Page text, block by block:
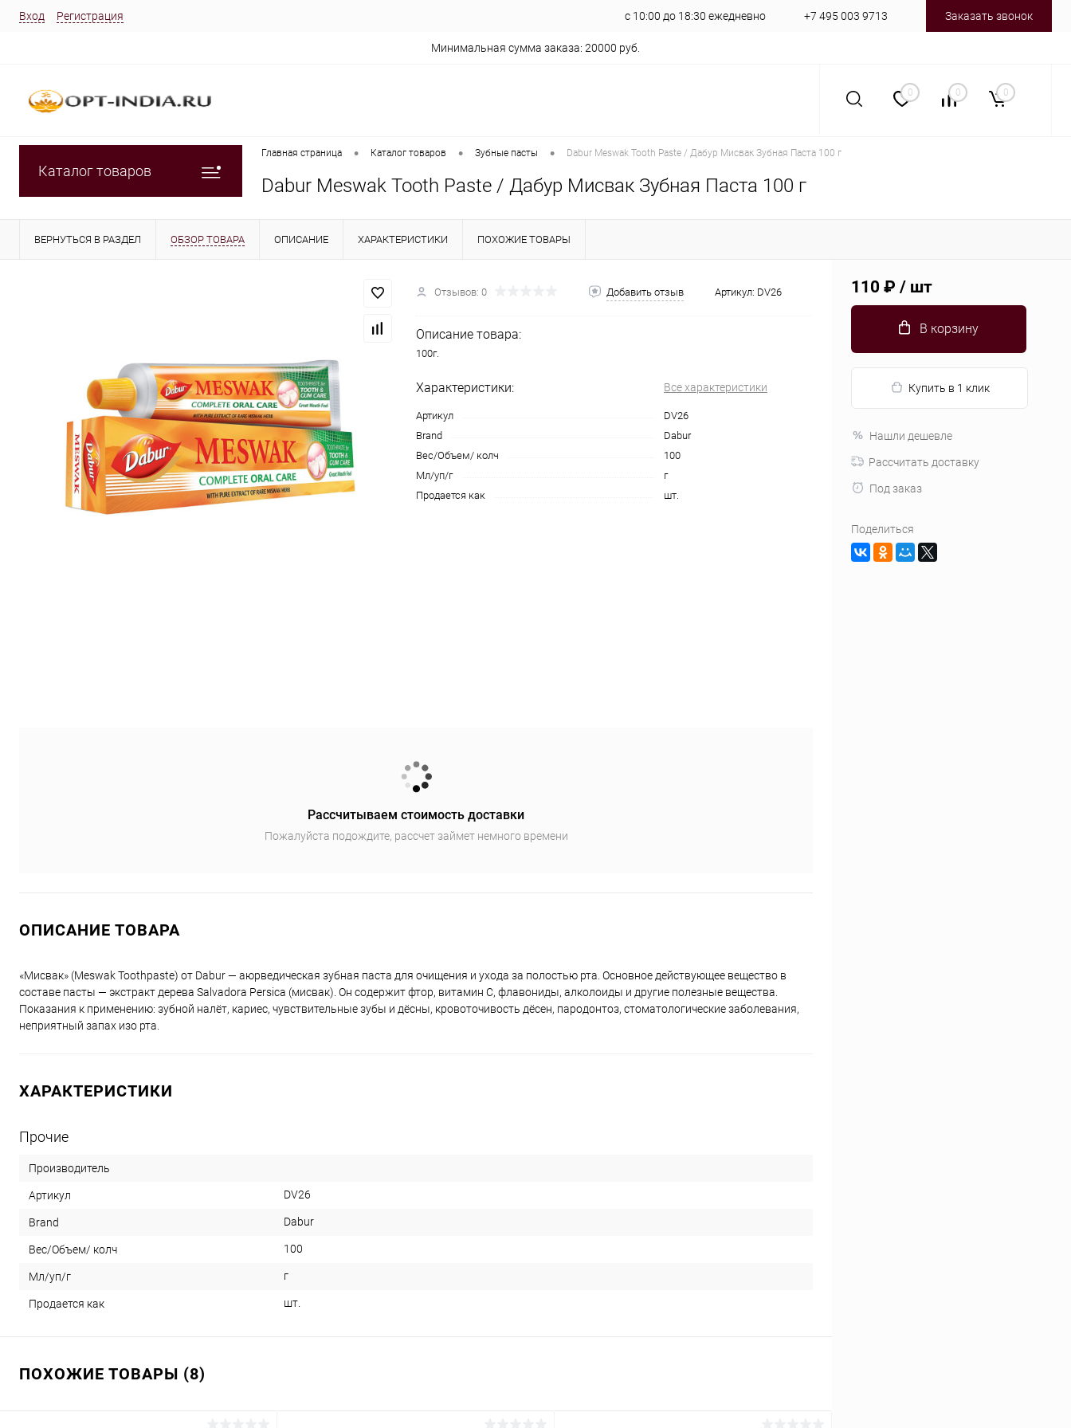
Вход Регистрация с 10:00 до 18:30 ежедневно +7 495 003 9713 Заказать звонок
Минимальная сумма заказа: 20000 руб.
0 0 0
Каталог товаров
Главная страница • Каталог товаров • Зубные пасты • Dabur Meswak Tooth Paste / Дабур Мисвак Зубная Паста 100 г
Dabur Meswak Tooth Paste / Дабур Мисвак Зубная Паста 100 г
ВЕРНУТЬСЯ В РАЗДЕЛ ОБЗОР ТОВАРА ОПИСАНИЕ ХАРАКТЕРИСТИКИ ПОХОЖИЕ ТОВАРЫ
Отзывов: 0 Добавить отзыв Артикул: DV26
Описание товара:
100г.
Характеристики: Все характеристики
Артикул
DV26
Brand
Dabur
Вес/Объем/ колч
100
Мл/уп/г
г
Продается как
шт.
Рассчитываем стоимость доставки
Пожалуйста подождите, рассчет займет немного времени
ОПИСАНИЕ ТОВАРА
«Мисвак» (Meswak Toothpaste) от Dabur — аюрведическая зубная паста для очищения и ухода за полостью рта. Основное действующее вещество в
составе пасты — экстракт дерева Salvadora Persica (мисвак). Он содержит фтор, витамин С, флавониды, алколоиды и другие полезные вещества.
Показания к применению: зубной налёт, кариес, чувствительные зубы и дёсны, кровоточивость дёсен, пародонтоз, стоматологические заболевания,
неприятный запах изо рта.
ХАРАКТЕРИСТИКИ
Прочие
Производитель
Артикул DV26
Brand Dabur
Вес/Объем/ колч 100
Мл/уп/г г
Продается как шт.
ПОХОЖИЕ ТОВАРЫ (8)
110 ₽ / шт
В корзину
Купить в 1 клик
Нашли дешевле
Рассчитать доставку
Под заказ
Поделиться